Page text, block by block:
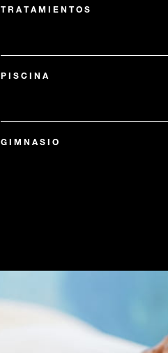
TRATAMIENTOS
PISCINA
GIMNASIO